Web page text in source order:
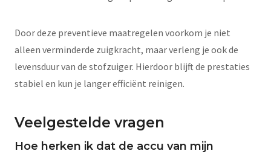
Door deze preventieve maatregelen voorkom je niet
alleen verminderde zuigkracht, maar verleng je ook de
levensduur van de stofzuiger. Hierdoor blijft de prestaties
stabiel en kun je langer efficiënt reinigen.
Veelgestelde vragen
Hoe herken ik dat de accu van mijn